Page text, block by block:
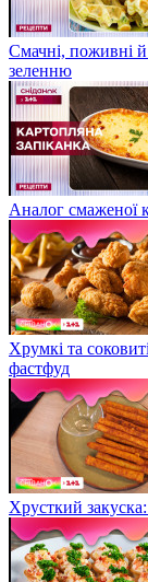
Смачні, поживні й
зеленню
Аналог смаженої
Хрумкі та
фастфуд
Хрусткий